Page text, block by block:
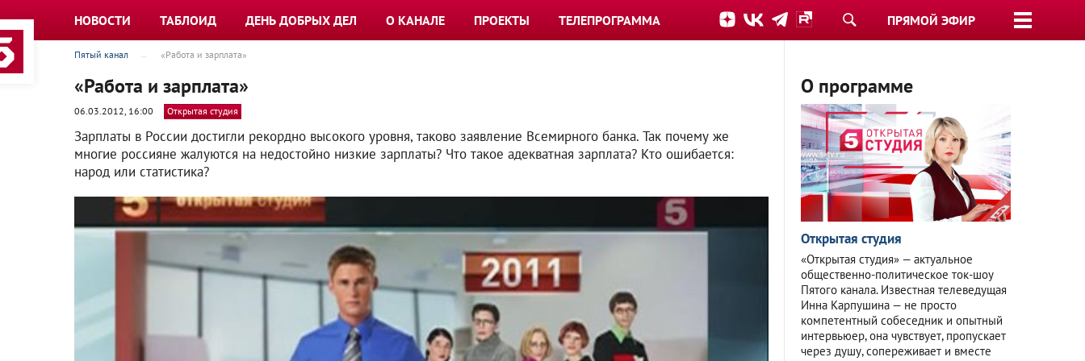
ПРЯМОЙ ЭФИР
НОВОСТИ ТАБЛОИД ДЕНЬ ДОБРЫХ ДЕЛ О КАНАЛЕ ПРОЕКТЫ ТЕЛЕПРОГРАММА
Пятый канал «Работа и зарплата»
«Работа и зарплата»
06.03.2012, 16:00 Открытая студия
Зарплаты в России достигли рекордно высокого уровня, таково заявление Всемирного банка. Так почему же
многие россияне жалуются на недостойно низкие зарплаты? Что такое адекватная зарплата? Кто ошибается:
народ или статистика?
О программе
Открытая студия
«Открытая студия» — актуальное
общественно-политическое ток-шоу
Пятого канала. Известная телеведущая
Инна Карпушина — не просто
компетентный собеседник и опытный
интервьюер, она чувствует, пропускает
через душу, сопереживает и вместе